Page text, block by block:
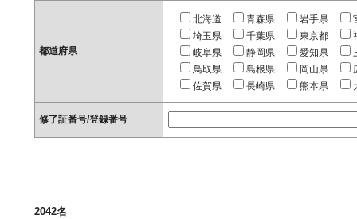
都道府県
北海道 青森県 岩手県
埼玉県
千葉県 東京都
岐阜県
静岡県 愛知県
鳥取県
島根県 岡山県
佐賀県
長崎県 熊本県
修了証番号/登録番号
2042名